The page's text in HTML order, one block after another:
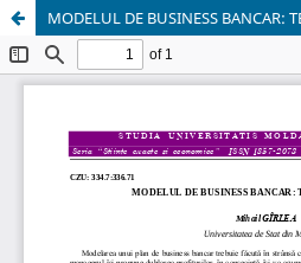
MODELUL DE BUSINESS BANCAR: